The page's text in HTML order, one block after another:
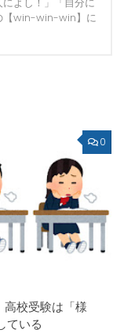
【win-win-win】に
0
校受験は「様
ている